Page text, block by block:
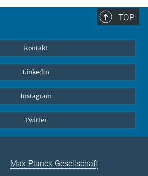
TOP
Kontakt
LinkedIn
Instagram
Twitter
Max-Planck-Gesellschaft